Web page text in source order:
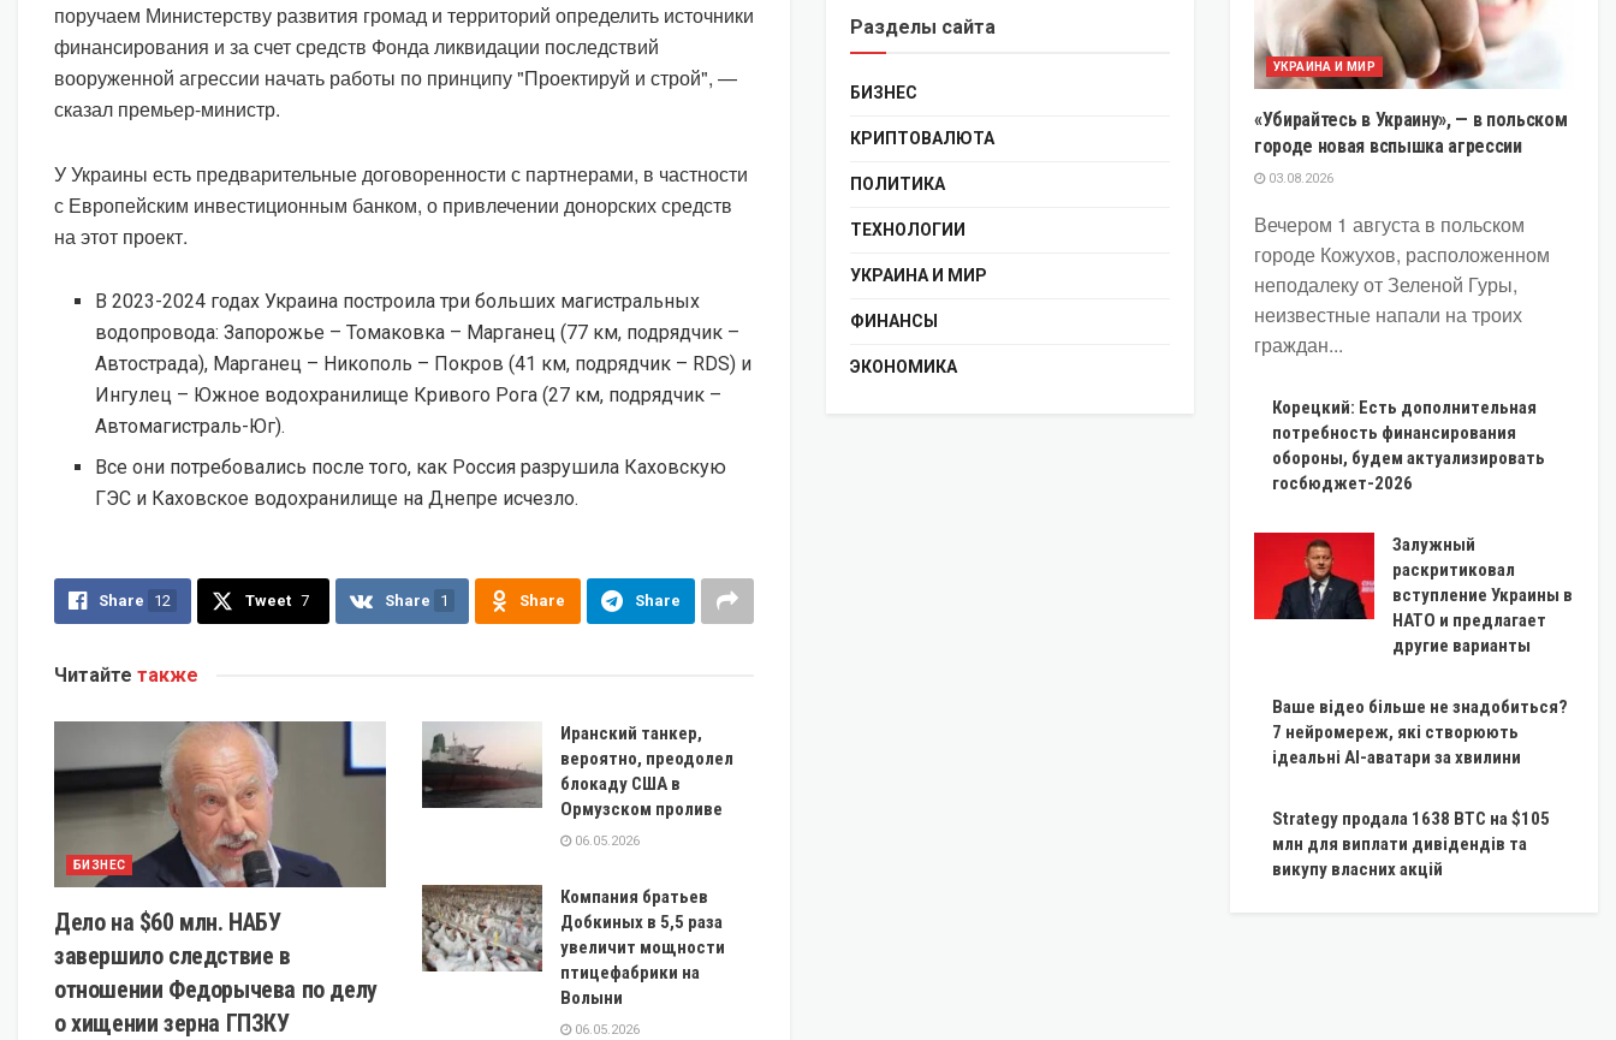
поручаем Министерству развития громад и территорий определить источники
финансирования и за счет средств Фонда ликвидации последствий
вооруженной агрессии начать работы по принципу "Проектируй и строй", —
сказал премьер-министр.
У Украины есть предварительные договоренности с партнерами, в частности
с Европейским инвестиционным банком, о привлечении донорских средств
на этот проект.
В 2023-2024 годах Украина построила три больших магистральных
водопровода: Запорожье – Томаковка – Марганец (77 км, подрядчик –
Автострада), Марганец – Никополь – Покров (41 км, подрядчик – RDS) и
Ингулец – Южное водохранилище Кривого Рога (27 км, подрядчик –
Автомагистраль-Юг).
Все они потребовались после того, как Россия разрушила Каховскую
ГЭС и Каховское водохранилище на Днепре исчезло.
Share 12 Tweet 7 Share 1 Share Share
Читайте также
БИЗНЕС
Дело на $60 млн. НАБУ
завершило следствие в
отношении Федорычева по делу
о хищении зерна ГПЗКУ
Иранский танкер,
вероятно, преодолел
блокаду США в
Ормузском проливе
06.05.2026
Компания братьев
Добкиных в 5,5 раза
увеличит мощности
птицефабрики на
Волыни
06.05.2026
Разделы сайта
БИЗНЕС
КРИПТОВАЛЮТА
ПОЛИТИКА
ТЕХНОЛОГИИ
УКРАИНА И МИР
ФИНАНСЫ
ЭКОНОМИКА
УКРАИНА И МИР
«Убирайтесь в Украину», — в польском
городе новая вспышка агрессии
03.08.2026
Вечером 1 августа в польском
городе Кожухов, расположенном
неподалеку от Зеленой Гуры,
неизвестные напали на троих
граждан...
Корецкий: Есть дополнительная
потребность финансирования
обороны, будем актуализировать
госбюджет-2026
Залужный
раскритиковал
вступление Украины в
НАТО и предлагает
другие варианты
Ваше відео більше не знадобиться?
7 нейромереж, які створюють
ідеальні AI-аватари за хвилини
Strategy продала 1638 BTC на $105
млн для виплати дивідендів та
викупу власних акцій